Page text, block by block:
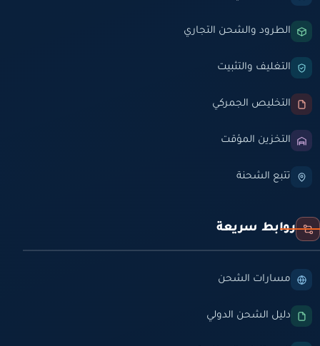
الطرود والشحن التجاري
التغليف والتثبيت
التخليص الجمركي
التخزين المؤقت
تتبع الشحنة
روابط سريعة
مسارات الشحن
دليل الشحن الدولي